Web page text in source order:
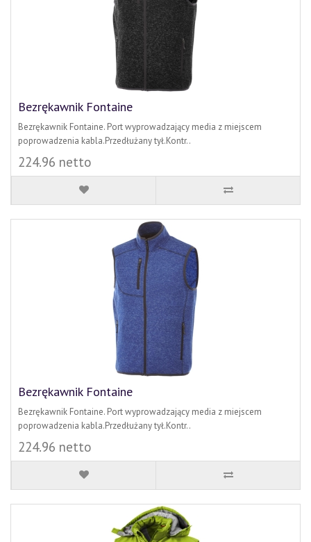
Bezrękawnik Fontaine
Bezrękawnik Fontaine. Port wyprowadzający media z miejscem
poprowadzenia kabla.Przedłużany tył.Kontr..
224.96 netto
Bezrękawnik Fontaine
Bezrękawnik Fontaine. Port wyprowadzający media z miejscem
poprowadzenia kabla.Przedłużany tył.Kontr..
224.96 netto